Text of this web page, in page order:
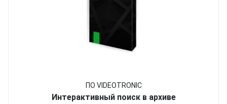
ПО VIDEOTRONIC
Интерактивный поиск в архиве